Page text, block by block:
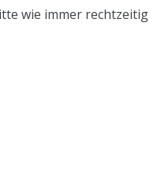
wie immer rechtzeitig